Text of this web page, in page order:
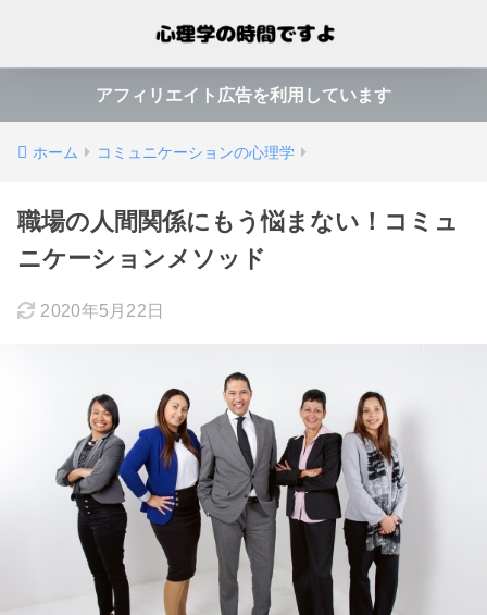
アフィリエイト広告を利用しています
ホーム コミュニケーションの心理学
職場の人間関係にもう悩まない！コミュ
ニケーションメソッド
2020年5月22日